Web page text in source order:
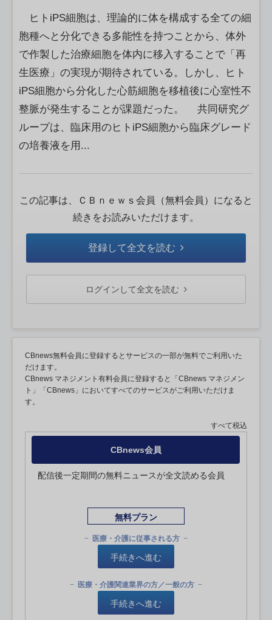
ヒトiPS細胞は、理論的に体を構成する全ての細
胞種へと分化できる多能性を持つことから、体外
で作製した治療細胞を体内に移入することで「再
生医療」の実現が期待されている。しかし、ヒト
iPS細胞から分化した心筋細胞を移植後に心室性不
整脈が発生することが課題だった。 共同研究グ
ループは、臨床用のヒトiPS細胞から臨床グレード
の培養液を用...
この記事は、ＣＢｎｅｗｓ会員（無料会員）になると
続きをお読みいただけます。
登録して全文を読む
ログインして全文を読む
CBnews無料会員に登録するとサービスの一部が無料でご利用いた
だけます。
CBnews マネジメント有料会員に登録すると「CBnews マネジメン
ト」「CBnews」においてすべてのサービスがご利用いただけま
す。
すべて税込
CBnews会員
配信後一定期間の無料ニュースが全文読める会員
無料プラン
医療・介護に従事される方
手続きへ進む
医療・介護関連業界の方／一般の方
手続きへ進む